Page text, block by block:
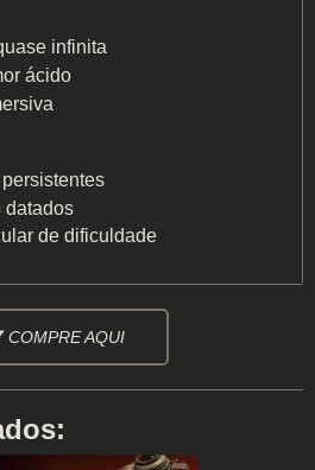
infinita
ácido
datados
de dificuldade
COMPRE AQUI